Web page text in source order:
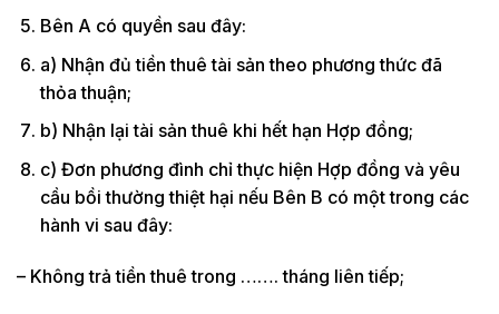
Bên A có quyền sau đây:
a) Nhận đủ tiền thuê tài sản theo phương thức đã
thỏa thuận;
b) Nhận lại tài sản thuê khi hết hạn Hợp đồng;
c) Đơn phương đình chỉ thực hiện Hợp đồng và yêu
cầu bồi thường thiệt hại nếu Bên B có một trong các
hành vi sau đây:
– Không trả tiền thuê trong ……. tháng liên tiếp;